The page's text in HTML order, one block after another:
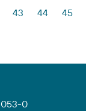
43 44 45
0